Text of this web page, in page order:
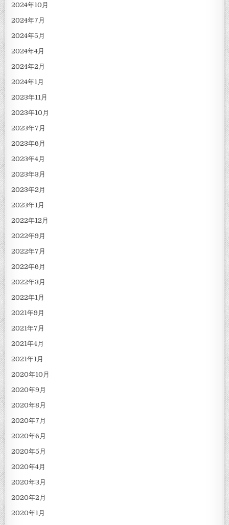
2024年10月
2024年7月
2024年5月
2024年4月
2024年2月
2024年1月
2023年11月
2023年10月
2023年7月
2023年6月
2023年4月
2023年3月
2023年2月
2023年1月
2022年12月
2022年9月
2022年7月
2022年6月
2022年3月
2022年1月
2021年9月
2021年7月
2021年4月
2021年1月
2020年10月
2020年9月
2020年8月
2020年7月
2020年6月
2020年5月
2020年4月
2020年3月
2020年2月
2020年1月